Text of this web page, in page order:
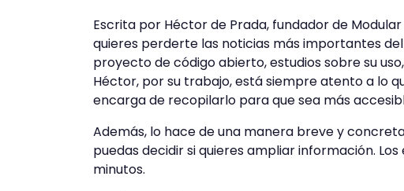
Escrita por Héctor de Prada, fundador de
quieres perderte las noticias más importantes
proyecto de código abierto, estudios sobre su
Héctor, por su trabajo, está siempre atento a lo
encarga de recopilarlo para que sea más
Además, lo hace de una manera breve y
puedas decidir si quieres ampliar información.
minutos.